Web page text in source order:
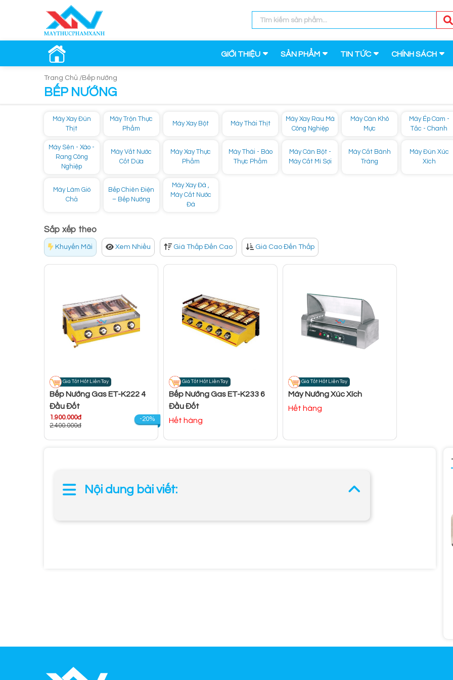
GIỚI THIỆU SẢN PHẨM TIN TỨC CHÍNH SÁCH
Trang Chủ /Bếp nướng
BẾP NƯỚNG
Máy Xay Đùn
Thịt
Máy Trộn Thực
Phẩm
Máy Xay Bột Máy Thái Thịt
Máy Xay Rau Má
Công Nghiệp
Máy Cán Khô
Mực
Máy Ép Cam -
Tắc - Chanh
Máy Sên - Xào -
Rang Công
Nghiệp
Máy Vắt Nước
Cốt Dừa
Máy Xay Thực
Phẩm
Máy Thái - Bào
Thực Phẩm
Máy Cán Bột -
Máy Cắt Mì Sợi
Máy Cắt Bánh
Tráng
Máy Đùn Xúc
Xích
Máy Làm Giò
Chả
Bếp Chiên Điện
– Bếp Nướng
Máy Xay Đá ,
Máy Cắt Nước
Đá
Sắp xếp theo
Khuyến Mãi Xem Nhiều Giá Thấp Đến Cao Giá Cao Đến Thấp
Giá Tốt Hốt Liền Tay
Bếp Nướng Gas ET-K222 4
Đầu Đốt
1.900.000đ
2.400.000đ
-20%
Giá Tốt Hốt Liền Tay
Bếp Nướng Gas ET-K233 6
Đầu Đốt
Hết hàng
Giá Tốt Hốt Liền Tay
Máy Nướng Xúc Xích
Hết hàng
Nội dung bài viết: